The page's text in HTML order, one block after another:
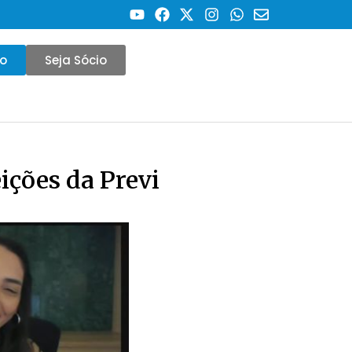
Seja Sócio
da Previ